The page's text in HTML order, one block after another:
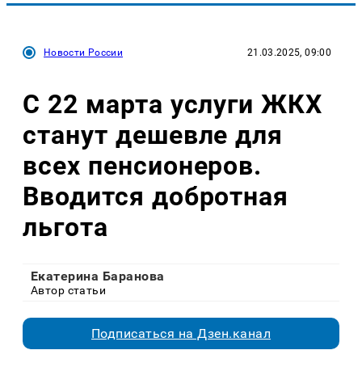
Новости России 21.03.2025, 09:00
С 22 марта услуги ЖКХ
станут дешевле для
всех пенсионеров.
Вводится добротная
льгота
Екатерина Баранова
Автор статьи
Подписаться на Дзен.канал